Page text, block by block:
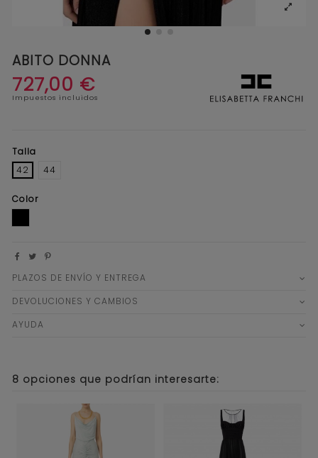
ABITO DONNA
727,00 €
Impuestos incluidos
Talla
42
44
Color
PLAZOS DE ENVÍO Y ENTREGA
DEVOLUCIONES Y CAMBIOS
AYUDA
8 opciones que podrían interesarte: